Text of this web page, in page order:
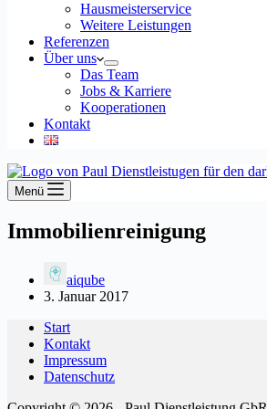
Hausmeisterservice
Weitere Leistungen
Referenzen
Über uns
Das Team
Jobs & Karriere
Kooperationen
Kontakt
Menü
Immobilienreinigung
aiqube
3. Januar 2017
Start
Kontakt
Impressum
Datenschutz